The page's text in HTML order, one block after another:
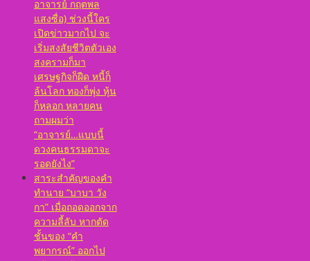
อาจารย์ กฤตพล
แสงซื่อ) ช่วงนี้ใคร
เปิดข่าวมากไป จะ
เริ่มสงสัยชีวิตตัวเอง
สงครามก็มา
เศรษฐกิจก็ฝืด หนี้ก็
ล้นโลก ทองก็พุ่ง หุ้น
ก็หลอก หลายคน
ถามผมว่า
“อาจารย์…แบบนี้
ดวงคนธรรมดาจะ
รอดยังไง”
สาระสำคัญของคำ
ทำนาย “บาบา วัง
กา” เมื่อถอดออกจาก
ความลี้ลับ หากตัด
ชั้นของ “คำ
พยากรณ์” ออกไป